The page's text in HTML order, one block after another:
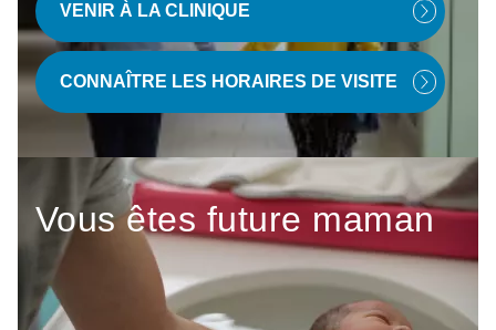
VENIR À LA CLINIQUE
CONNAÎTRE LES HORAIRES DE VISITE
Vous êtes future maman